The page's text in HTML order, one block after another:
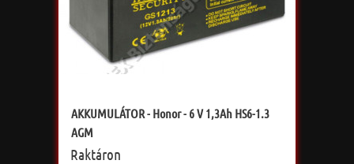
AKKUMULÁTOR - Honor - 6 V 1,3Ah HS6-1.3
AGM
Raktáron